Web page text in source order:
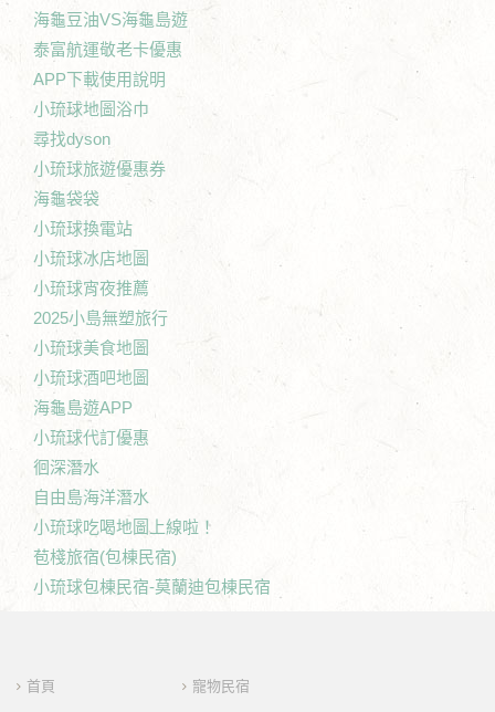
海龜豆油VS海龜島遊
泰富航運敬老卡優惠
APP下載使用說明
小琉球地圖浴巾
尋找dyson
小琉球旅遊優惠券
海龜袋袋
小琉球換電站
小琉球冰店地圖
小琉球宵夜推薦
2025小島無塑旅行
小琉球美食地圖
小琉球酒吧地圖
海龜島遊APP
小琉球代訂優惠
徊深潛水
自由島海洋潛水
小琉球吃喝地圖上線啦！
苞棧旅宿(包棟民宿)
小琉球包棟民宿-莫蘭迪包棟民宿
首頁 寵物民宿